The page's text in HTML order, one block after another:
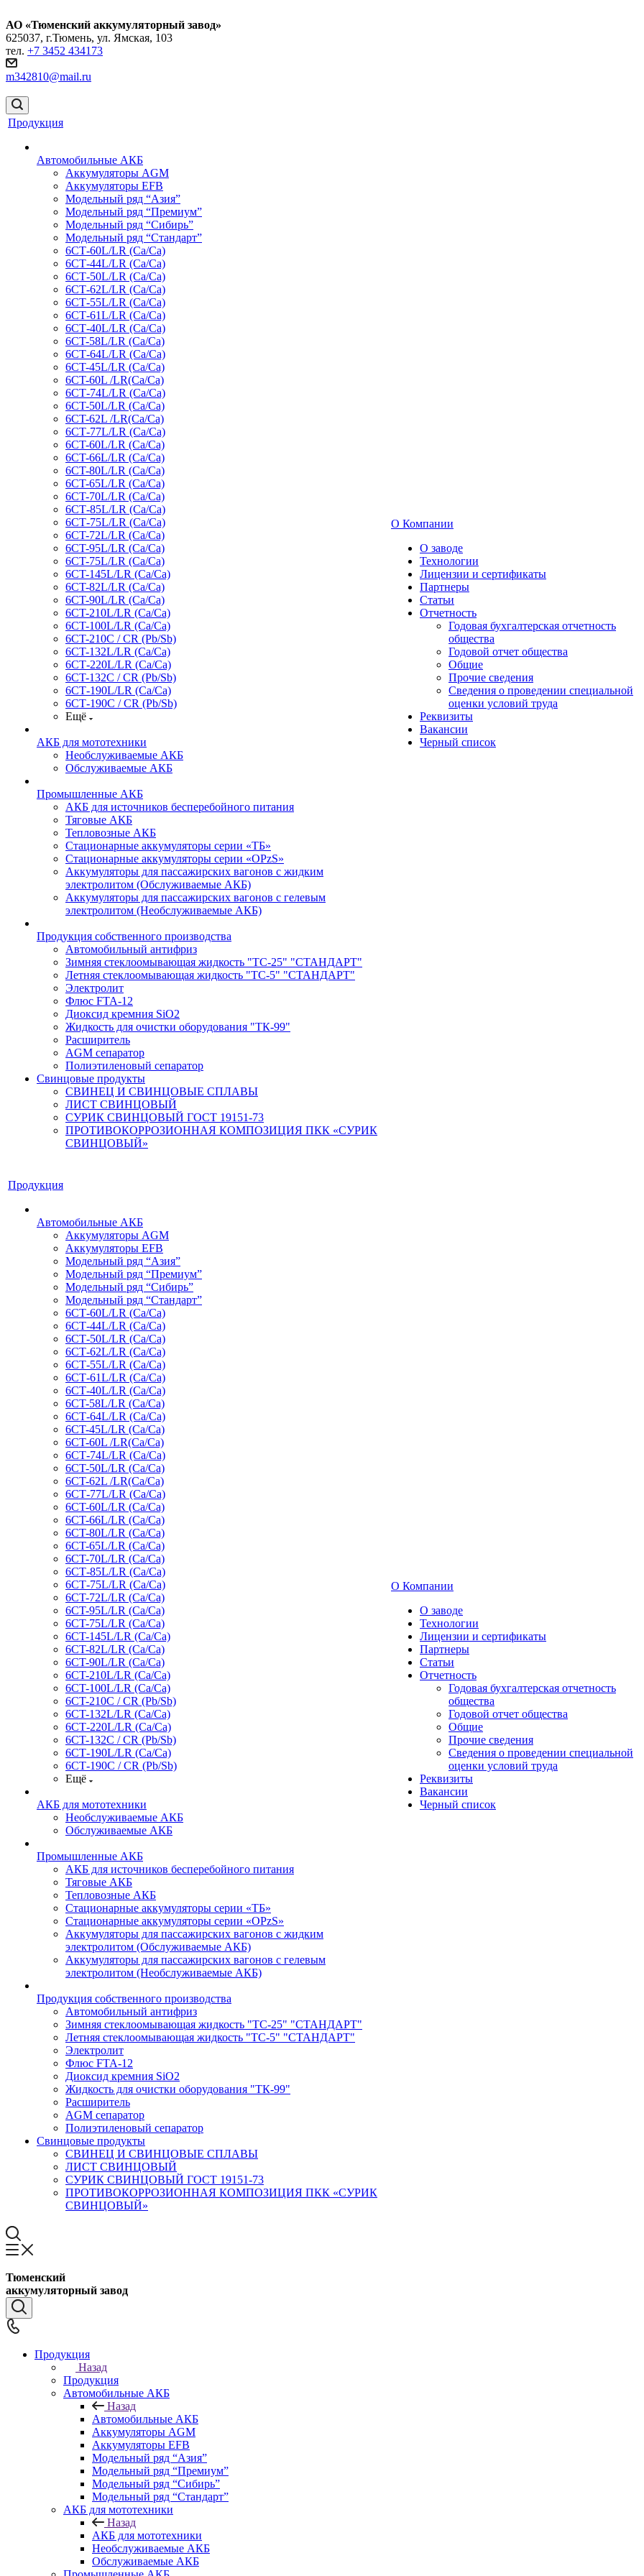
АО «Тюменский аккумуляторный завод»
625037, г.Тюмень, ул. Ямская, 103
тел. +7 3452 434173
m342810@mail.ru
Продукция
Автомобильные АКБ
Аккумуляторы AGM
Аккумуляторы EFB
Модельный ряд “Азия”
Модельный ряд “Премиум”
Модельный ряд “Сибирь”
Модельный ряд “Стандарт”
6СТ-60L/LR (Ca/Ca)
6СТ-44L/LR (Са/Са)
6СТ-50L/LR (Ca/Ca)
6СТ-62L/LR (Ca/Ca)
6СТ-55L/LR (Ca/Ca)
6СТ-61L/LR (Ca/Ca)
6СТ-40L/LR (Ca/Ca)
6CT-58L/LR (Ca/Ca)
6СТ-64L/LR (Ca/Ca)
6CT-45L/LR (Ca/Ca)
6CT-60L /LR(Ca/Ca)
6СТ-74L/LR (Са/Са)
6CT-50L/LR (Ca/Ca)
6CT-62L /LR(Ca/Ca)
6СТ-77L/LR (Ca/Ca)
6CT-60L/LR (Ca/Ca)
6CT-66L/LR (Ca/Ca)
6CT-80L/LR (Са/Са)
6CT-65L/LR (Ca/Ca)
6CT-70L/LR (Са/Са)
6СТ-85L/LR (Са/Са)
6СТ-75L/LR (Ca/Ca)
6CT-72L/LR (Ca/Ca)
6CT-95L/LR (Са/Са)
6CT-75L/LR (Ca/Ca)
6CT-145L/LR (Са/Са)
6CT-82L/LR (Са/Са)
6CT-90L/LR (Ca/Ca)
6CT-210L/LR (Ca/Ca)
6CT-100L/LR (Ca/Ca)
6CT-210C / CR (Pb/Sb)
6CT-132L/LR (Ca/Ca)
6СТ-220L/LR (Ca/Ca)
6CT-132C / CR (Pb/Sb)
6СТ-190L/LR (Ca/Ca)
6СТ-190С / CR (Pb/Sb)
Ещё
АКБ для мототехники
Необслуживаемые АКБ
Обслуживаемые АКБ
Промышленные АКБ
АКБ для источников бесперебойного питания
Тяговые АКБ
Тепловозные АКБ
Стационарные аккумуляторы серии «ТБ»
Стационарные аккумуляторы серии «OPzS»
Аккумуляторы для пассажирских вагонов с жидким
электролитом (Обслуживаемые АКБ)
Аккумуляторы для пассажирских вагонов с гелевым
электролитом (Необслуживаемые АКБ)
Продукция собственного производства
Автомобильный антифриз
Зимняя стеклоомывающая жидкость "ТС-25" "СТАНДАРТ"
Летняя стеклоомывающая жидкость "ТС-5" "СТАНДАРТ"
Электролит
Флюс FTA-12
Диоксид кремния SiO2
Жидкость для очистки оборудования "ТК-99"
Расширитель
AGM сепаратор
Полиэтиленовый сепаратор
Свинцовые продукты
СВИНЕЦ И СВИНЦОВЫЕ СПЛАВЫ
ЛИСТ СВИНЦОВЫЙ
СУРИК СВИНЦОВЫЙ ГОСТ 19151-73
ПРОТИВОКОРРОЗИОННАЯ КОМПОЗИЦИЯ ПКК «СУРИК
СВИНЦОВЫЙ»
О Компании
О заводе
Технологии
Лицензии и сертификаты
Партнеры
Статьи
Отчетность
Годовая бухгалтерская отчетность
общества
Годовой отчет общества
Общие
Прочие сведения
Сведения о проведении специальной
оценки условий труда
Реквизиты
Вакансии
Черный список
Продукция
Автомобильные АКБ
Аккумуляторы AGM
Аккумуляторы EFB
Модельный ряд “Азия”
Модельный ряд “Премиум”
Модельный ряд “Сибирь”
Модельный ряд “Стандарт”
6СТ-60L/LR (Ca/Ca)
6СТ-44L/LR (Са/Са)
6СТ-50L/LR (Ca/Ca)
6СТ-62L/LR (Ca/Ca)
6СТ-55L/LR (Ca/Ca)
6СТ-61L/LR (Ca/Ca)
6СТ-40L/LR (Ca/Ca)
6CT-58L/LR (Ca/Ca)
6СТ-64L/LR (Ca/Ca)
6CT-45L/LR (Ca/Ca)
6CT-60L /LR(Ca/Ca)
6СТ-74L/LR (Са/Са)
6CT-50L/LR (Ca/Ca)
6CT-62L /LR(Ca/Ca)
6СТ-77L/LR (Ca/Ca)
6CT-60L/LR (Ca/Ca)
6CT-66L/LR (Ca/Ca)
6CT-80L/LR (Са/Са)
6CT-65L/LR (Ca/Ca)
6CT-70L/LR (Са/Са)
6СТ-85L/LR (Са/Са)
6СТ-75L/LR (Ca/Ca)
6CT-72L/LR (Ca/Ca)
6CT-95L/LR (Са/Са)
6CT-75L/LR (Ca/Ca)
6CT-145L/LR (Са/Са)
6CT-82L/LR (Са/Са)
6CT-90L/LR (Ca/Ca)
6CT-210L/LR (Ca/Ca)
6CT-100L/LR (Ca/Ca)
6CT-210C / CR (Pb/Sb)
6CT-132L/LR (Ca/Ca)
6СТ-220L/LR (Ca/Ca)
6CT-132C / CR (Pb/Sb)
6СТ-190L/LR (Ca/Ca)
6СТ-190С / CR (Pb/Sb)
Ещё
АКБ для мототехники
Необслуживаемые АКБ
Обслуживаемые АКБ
Промышленные АКБ
АКБ для источников бесперебойного питания
Тяговые АКБ
Тепловозные АКБ
Стационарные аккумуляторы серии «ТБ»
Стационарные аккумуляторы серии «OPzS»
Аккумуляторы для пассажирских вагонов с жидким
электролитом (Обслуживаемые АКБ)
Аккумуляторы для пассажирских вагонов с гелевым
электролитом (Необслуживаемые АКБ)
Продукция собственного производства
Автомобильный антифриз
Зимняя стеклоомывающая жидкость "ТС-25" "СТАНДАРТ"
Летняя стеклоомывающая жидкость "ТС-5" "СТАНДАРТ"
Электролит
Флюс FTA-12
Диоксид кремния SiO2
Жидкость для очистки оборудования "ТК-99"
Расширитель
AGM сепаратор
Полиэтиленовый сепаратор
Свинцовые продукты
СВИНЕЦ И СВИНЦОВЫЕ СПЛАВЫ
ЛИСТ СВИНЦОВЫЙ
СУРИК СВИНЦОВЫЙ ГОСТ 19151-73
ПРОТИВОКОРРОЗИОННАЯ КОМПОЗИЦИЯ ПКК «СУРИК
СВИНЦОВЫЙ»
О Компании
О заводе
Технологии
Лицензии и сертификаты
Партнеры
Статьи
Отчетность
Годовая бухгалтерская отчетность
общества
Годовой отчет общества
Общие
Прочие сведения
Сведения о проведении специальной
оценки условий труда
Реквизиты
Вакансии
Черный список
Тюменский
аккумуляторный завод
Продукция
Назад
Продукция
Автомобильные АКБ
Назад
Автомобильные АКБ
Аккумуляторы AGM
Аккумуляторы EFB
Модельный ряд “Азия”
Модельный ряд “Премиум”
Модельный ряд “Сибирь”
Модельный ряд “Стандарт”
АКБ для мототехники
Назад
АКБ для мототехники
Необслуживаемые АКБ
Обслуживаемые АКБ